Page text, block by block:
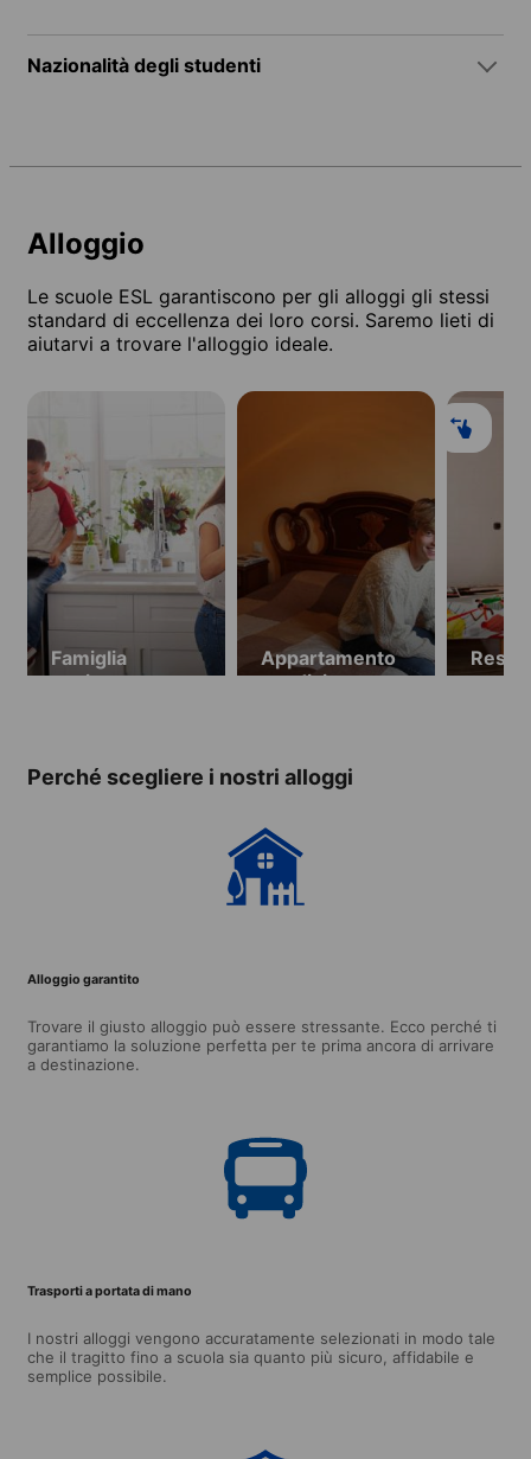
Nazionalità degli studenti
Alloggio
Le scuole ESL garantiscono per gli alloggi gli stessi
standard di eccellenza dei loro corsi. Saremo lieti di
aiutarvi a trovare l'alloggio ideale.
Famiglia
ospitante
Appartamento
condiviso
Perché scegliere i nostri alloggi
Alloggio garantito
Trovare il giusto alloggio può essere stressante. Ecco perché ti
garantiamo la soluzione perfetta per te prima ancora di arrivare
a destinazione.
Trasporti a portata di mano
I nostri alloggi vengono accuratamente selezionati in modo tale
che il tragitto fino a scuola sia quanto più sicuro, affidabile e
semplice possibile.